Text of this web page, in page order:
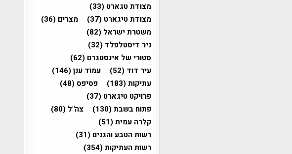
מצודת טגארט (33)
מצודת טיגארט (37) מצרים (36)
משטרת ישראל (82)
ניר דיסטלפלד (32)
סטורי של אינסטגרם (62)
עיר דוד (52) עמוד ענן(146)
עתיקות(183) פסיפס(48)
פרויקט טיגארט (37)
פתוח בשבת(130) צה"ל (80)
קלרה עמית(51)
רשות הטבע והגנים (31)
רשות העתיקות(354)